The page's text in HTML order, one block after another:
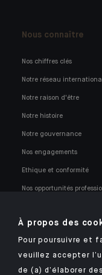
Nous connaître
Nos chiffres clés
Notre réseau international
Notre raison d'être
Notre histoire
Notre gouvernance
Nos engagements
Ethique et conformité
Nos opportunités
À propos des
Pour poursuivre et
veuillez accepter
de (a) d’élaborer